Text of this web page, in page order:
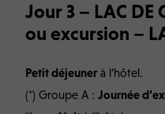
Jour 3 – LAC DE
ou excursion –
Petit déjeuner à l’hôtel.
(*) Groupe A :Journée